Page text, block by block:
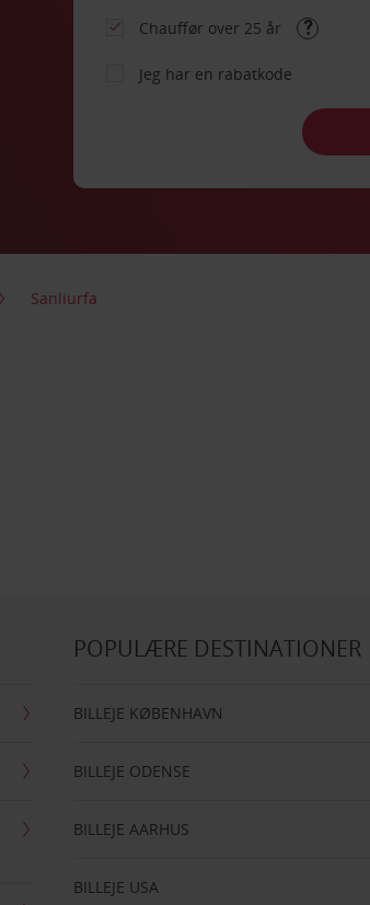
Chauffør over 25 år
Jeg har en rabatkode
Sanliurfa
POPULÆRE DESTINATIONER
BILLEJE KØBENHAVN
BILLEJE ODENSE
BILLEJE AARHUS
BILLEJE USA